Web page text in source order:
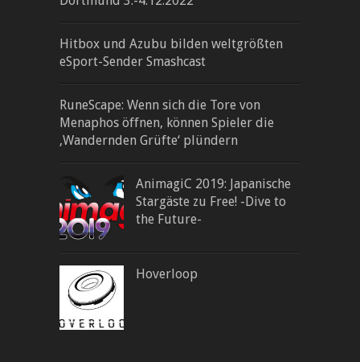
Hitbox und Azubu bilden weltgrößten
eSport-Sender Smashcast
RuneScape: Wenn sich die Tore von
Menaphos öffnen, können Spieler die
‚Wandernden Grüfte‘ plündern
AnimagiC 2019: Japanische
Stargäste zu Free! -Dive to
the Future-
Hoverloop